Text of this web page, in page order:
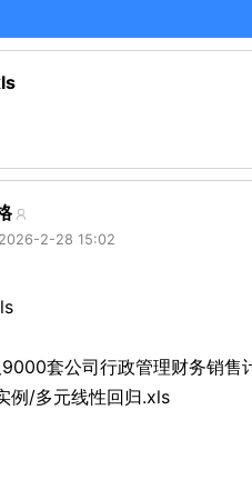
2026-2-28 15:02
套公司行政管理财务销
例/多元线性回归.xls